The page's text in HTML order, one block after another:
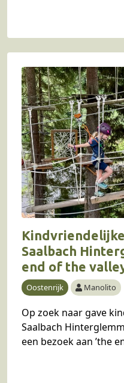
Saalbach
end of the
Oostenrijk Manolito
Op zoek naar gave
Saalbach
een bezoek aan ’the